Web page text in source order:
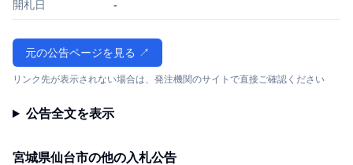
開札日 -
元の公告ページを見る ↗
リンク先が表示されない場合は、発注機関のサイトで直接ご確認ください
公告全文を表示
宮城県仙台市の他の入札公告